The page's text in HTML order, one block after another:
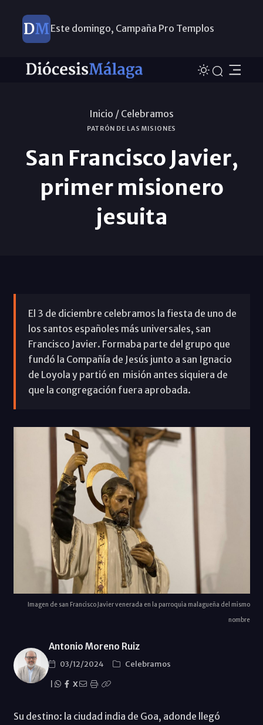
Este domingo, Campaña Pro Templos
Inicio / Celebramos
PATRÓN DE LAS MISIONES
San Francisco Javier,
primer misionero
jesuita
El 3 de diciembre celebramos la fiesta de uno de
los santos españoles más universales, san
Francisco Javier. Formaba parte del grupo que
fundó la Compañía de Jesús junto a san Ignacio
de Loyola y partió en misión antes siquiera de
que la congregación fuera aprobada.
Imagen de san Francisco Javier venerada en la parroquia malagueña del mismo
nombre
Antonio Moreno Ruiz
03/12/2024
Celebramos
X
Su destino: la ciudad india de Goa, adonde llegó